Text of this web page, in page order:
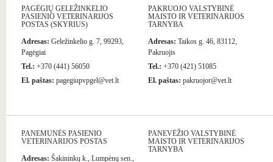
PAGĖGIŲ GELEŽINKELIO
PASIENIO VETERINARIJOS
POSTAS (SKYRIUS)
Adresas: Geležinkelio g. 7, 99293,
Pagėgiai
Tel.: +370 (441) 56050
El. paštas: pagegiupvpgel@vet.lt
PAKRUOJO VALSTYBINĖ
MAISTO IR VETERINARIJOS
TARNYBA
Adresas: Taikos g. 46, 83112,
Pakruojis
Tel.: +370 (421) 51085
El. paštas: pakruojor@vet.lt
PANEMUNĖS PASIENIO
VETERINARIJOS POSTAS
Adresas: Šakininkų k., Lumpėnų sen.,
PANEVĖŽIO VALSTYBINĖ
MAISTO IR VETERINARIJOS
TARNYBA